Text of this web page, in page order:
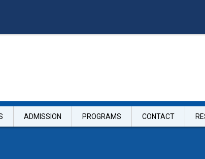
ADMISSION PROGRAMS CONTACT